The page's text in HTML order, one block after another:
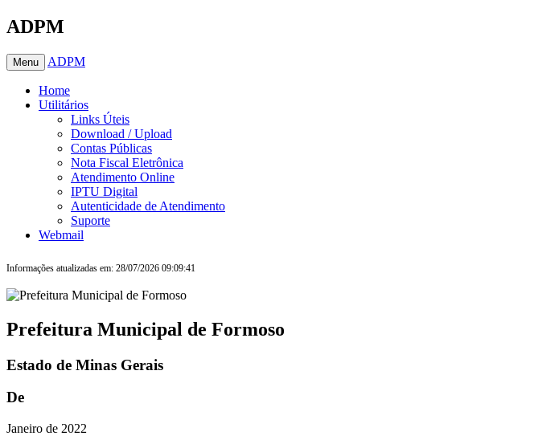
ADPM
Menu ADPM
Home
Utilitários
Links Úteis
Download / Upload
Contas Públicas
Nota Fiscal Eletrônica
Atendimento Online
IPTU Digital
Autenticidade de Atendimento
Suporte
Webmail
Informações atualizadas em: 28/07/2026 09:09:41
Prefeitura Municipal de Formoso
Estado de Minas Gerais
De
Janeiro de 2022